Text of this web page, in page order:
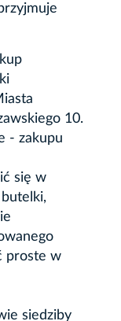
10.
- zakupu
się w
proste w
siedziby